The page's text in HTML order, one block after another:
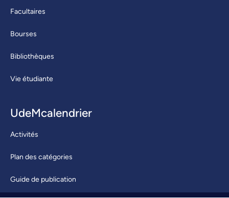
Facultaires
Bourses
Bibliothèques
Vie étudiante
UdeMcalendrier
Activités
Plan des catégories
Guide de publication